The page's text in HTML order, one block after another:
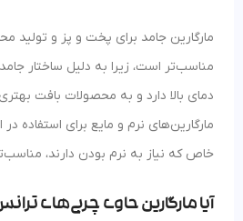
مارگارین جامد برای پخت و پز و تولید
مناسب‌تر است، زیرا به دلیل ساختار
دمای بالا دارد و به محصولات بافت
مارگارین‌های نرم و مایع برای استفاده
خاص که نیاز به نرم بودن دارند،
آیا مارگارین حاوی چربی‌های